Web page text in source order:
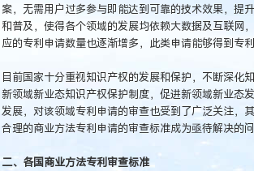
案，无需用户过多参与即能达到可靠的技术效果，提
和普及，使得各个领域的发展均依赖大数据及互联网
应的专利申请数量也逐渐增多，此类申请能够得到专
目前国家十分重视知识产权的发展和保护，不断深化
新领域新业态知识产权保护制度，促进新领域新业态
发展，对该领域专利申请的审查也受到了广泛关注，
合理的商业方法专利申请的审查标准成为亟待解决的问
二、各国商业方法专利审查标准